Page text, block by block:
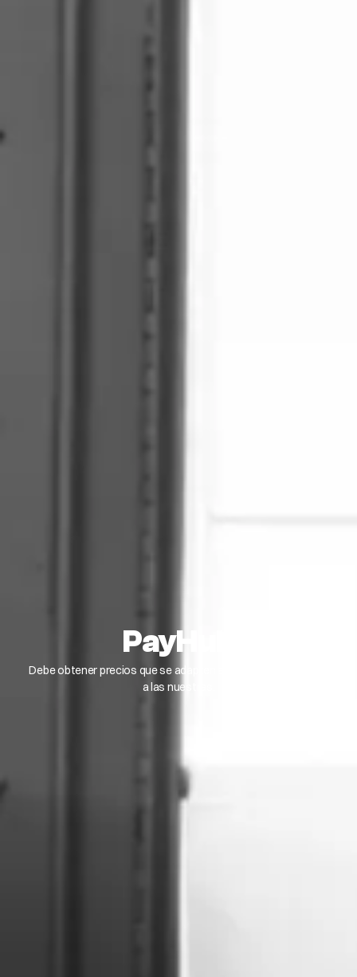
PayHub
Debe obtener precios que se adapten a sus necesidades, no
a las nuestras.